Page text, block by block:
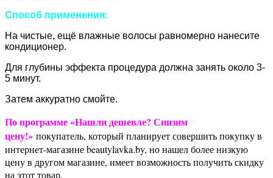
Способ применения:
На чистые, ещё влажные волосы равномерно нанесите
кондиционер.
Для глубины эффекта процедура должна занять около 3-
5 минут.
Затем аккуратно смойте.
По программе «Нашли дешевле? Снизим
цену!» покупатель, который планирует совершить покупку в
интернет-магазине beautylavka.by, но нашел более низкую
цену в другом магазине, имеет возможность получить скидку
на этот товар.